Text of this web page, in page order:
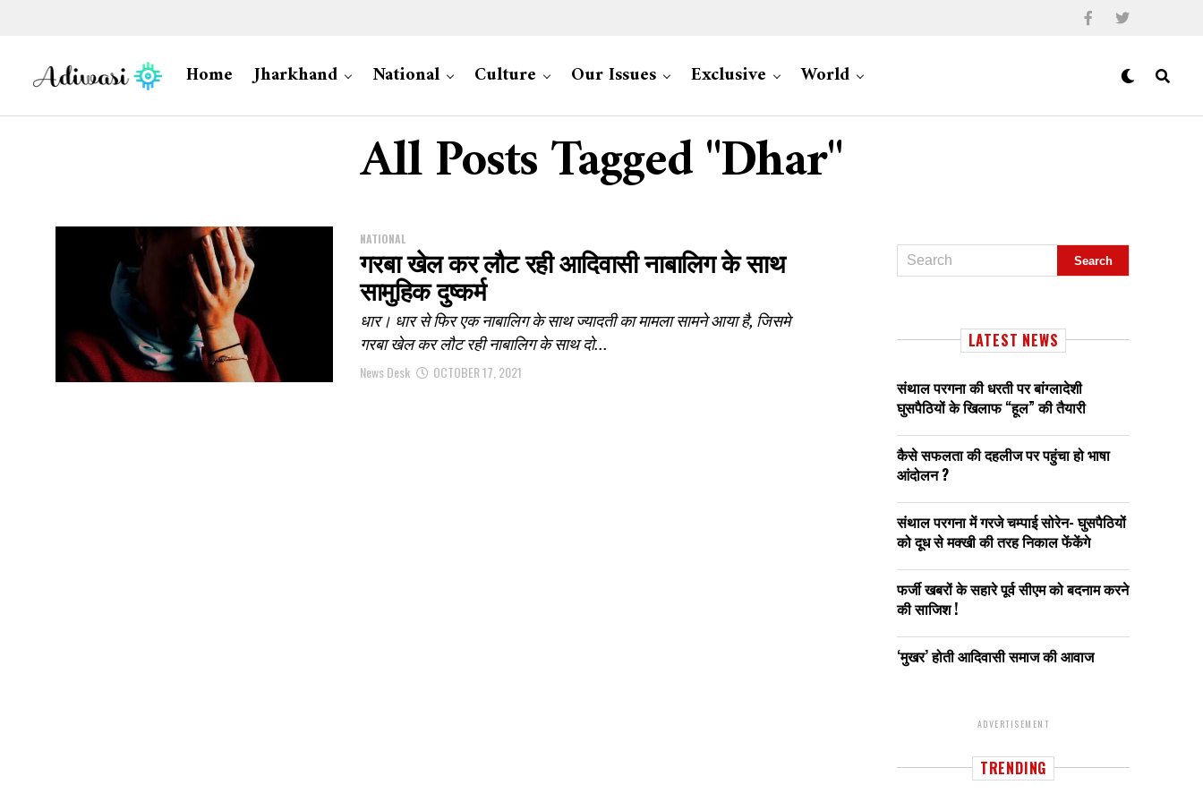
Home Jharkhand National Culture Our Issues Exclusive World
All Posts Tagged "Dhar"
NATIONAL
गरबा खेल कर लौट रही आदिवासी नाबालिग के साथ
सामुहिक दुष्कर्म
धार। धार से फिर एक नाबालिग के साथ ज्यादती का मामला सामने आया है, जिसमे
गरबा खेल कर लौट रही नाबालिग के साथ दो...
News Desk OCTOBER 17, 2021
LATEST NEWS
संथाल परगना की धरती पर बांग्लादेशी
घुसपैठियों के खिलाफ “हूल” की तैयारी
कैसे सफलता की दहलीज पर पहुंचा हो भाषा
आंदोलन ?
संथाल परगना में गरजे चम्पाई सोरेन- घुसपैठियों
को दूध से मक्खी की तरह निकाल फेंकेंगे
फर्जी खबरों के सहारे पूर्व सीएम को बदनाम करने
की साजिश !
‘मुखर’ होती आदिवासी समाज की आवाज
ADVERTISEMENT
TRENDING